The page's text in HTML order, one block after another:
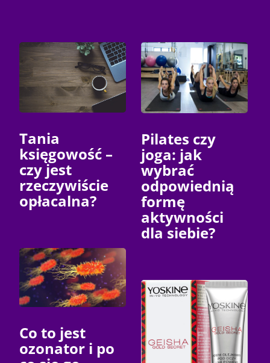
Tania
księgowość –
czy jest
rzeczywiście
opłacalna?
Co to jest
ozonator i po
Pilates czy
joga: jak
wybrać
odpowiednią
formę
aktywności
dla siebie?